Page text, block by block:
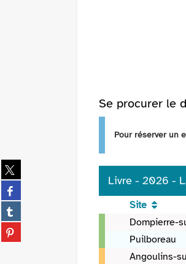
Partager
sur
twitter
(Nouvelle
fenêtre)
Partager
sur
facebook
(Nouvelle
fenêtre)
Partager
sur
tumblr
Partager
sur
Se procurer le
Pour réserver un
Livre - 2026 -
2026
Site
Dompierre-
Puilboreau
Angoulins-